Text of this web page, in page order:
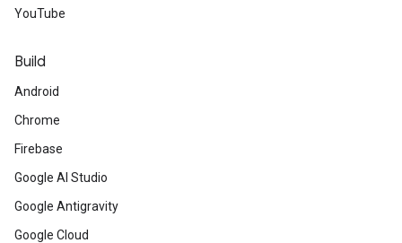
YouTube
Build
Android
Chrome
Firebase
Google AI Studio
Google Antigravity
Google Cloud